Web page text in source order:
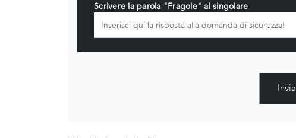
Scrivere la parola "Fragole" al singolare
Invia